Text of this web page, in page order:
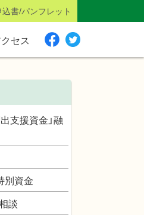
書/パンフレット
セス
Fa
ok
twit
支援資金」融
別資金
談